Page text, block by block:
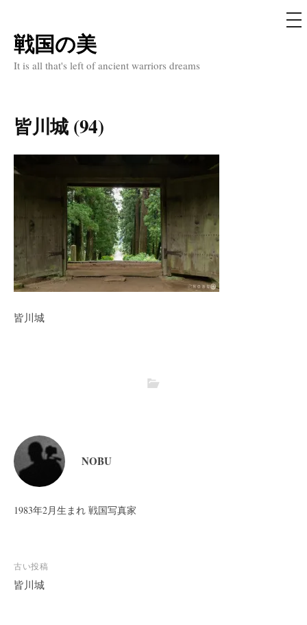
コ
ン
ツ
へ
プ
戦国の美
It is all that's left of ancient warriors dreams
メ
ニ
皆川城 (94)
皆川城
NOBU
1983年2月生まれ 戦国写真家
投
稿
古い投稿
皆川城